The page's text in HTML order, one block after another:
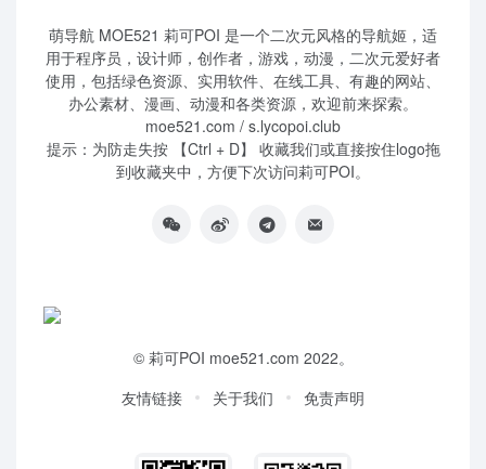
萌导航 MOE521 莉可POI 是一个二次元风格的导航姬，适
用于程序员，设计师，创作者，游戏，动漫，二次元爱好者
使用，包括绿色资源、实用软件、在线工具、有趣的网站、
办公素材、漫画、动漫和各类资源，欢迎前来探索。
moe521.com / s.lycopoi.club
提示：为防走失按 【Ctrl + D】 收藏我们或直接按住logo拖
到收藏夹中，方便下次访问莉可POI。
© 莉可POI moe521.com 2022。
友情链接
关于我们 免责声明